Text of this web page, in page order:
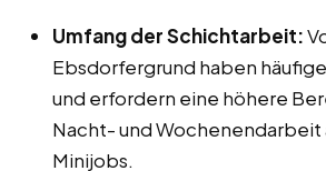
Umfang der Schichtarbeit:
Ebsdorfergrund haben
und erfordern eine höhere
Nacht- und Wochenendarbeit
Minijobs.